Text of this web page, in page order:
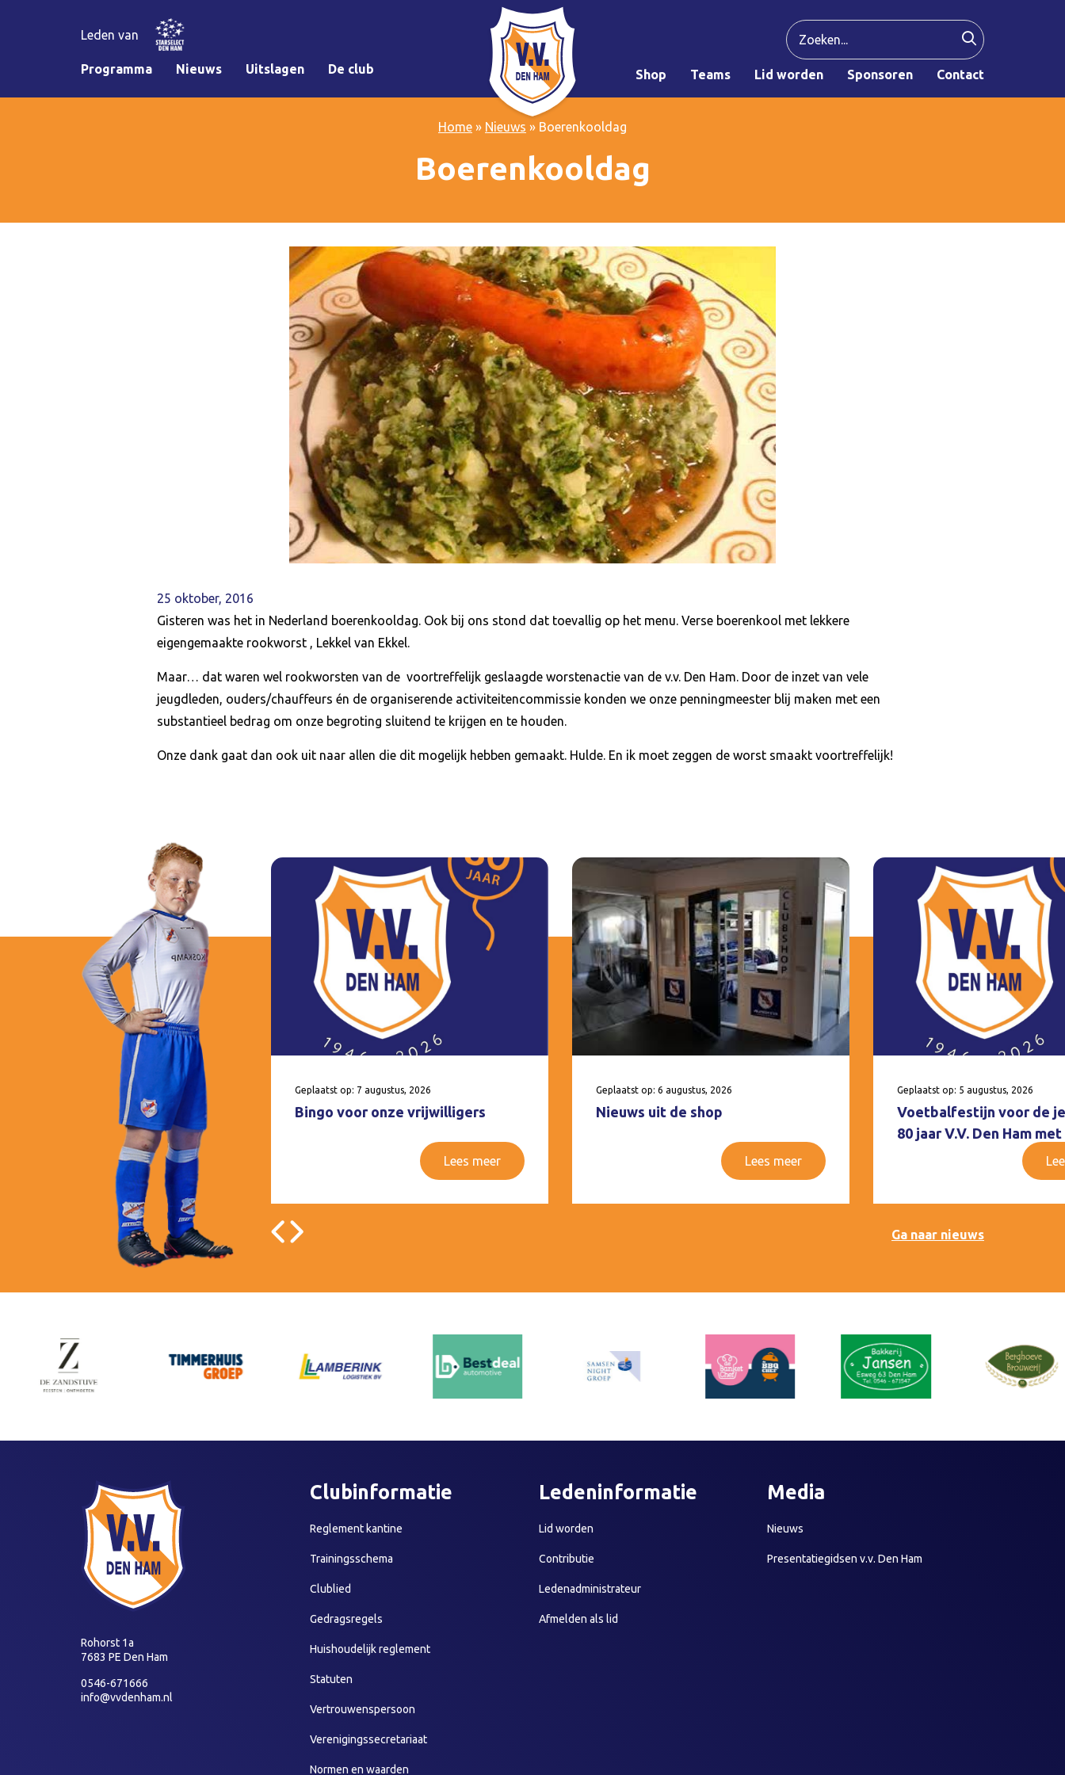
Leden van
Programma Nieuws Uitslagen De club Shop Teams Lid worden Sponsoren Contact
Home » Nieuws » Boerenkooldag
Boerenkooldag
25 oktober, 2016
Gisteren was het in Nederland boerenkooldag. Ook bij ons stond dat toevallig op het menu. Verse boerenkool met lekkere
eigengemaakte rookworst , Lekkel van Ekkel.
Maar… dat waren wel rookworsten van de voortreffelijk geslaagde worstenactie van de v.v. Den Ham. Door de inzet van vele
jeugdleden, ouders/chauffeurs én de organiserende activiteitencommissie konden we onze penningmeester blij maken met een
substantieel bedrag om onze begroting sluitend te krijgen en te houden.
Onze dank gaat dan ook uit naar allen die dit mogelijk hebben gemaakt. Hulde. En ik moet zeggen de worst smaakt voortreffelijk!
Geplaatst op: 7 augustus, 2026
Bingo voor onze vrijwilligers
Lees meer
Geplaatst op: 6 augustus, 2026
Nieuws uit de shop
Lees meer
Geplaatst op: 5 augustus, 2026
Voetbalfestijn voor de
80 jaar V.V. Den Ham
Ga naar nieuws
Rohorst 1a
7683 PE Den Ham
0546-671666
info@vvdenham.nl
Clubinformatie
Reglement kantine
Trainingsschema
Clublied
Gedragsregels
Huishoudelijk reglement
Statuten
Vertrouwenspersoon
Verenigingssecretariaat
Normen en waarden
Ledeninformatie
Lid worden
Contributie
Ledenadministrateur
Afmelden als lid
Media
Nieuws
Presentatiegidsen v.v. Den Ham